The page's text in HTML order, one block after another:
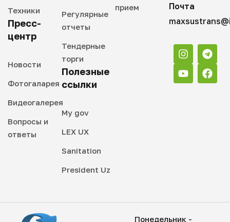
Техники
Пресс-
центр
Новости
Фотогаларея
Видеогалерея
Вопросы и
ответы
Регулярные
отчеты
Тендерные
торги
Полезные
ссылки
My gov
LEX UX
Sanitation
President Uz
прием
Почта
Понедельник -